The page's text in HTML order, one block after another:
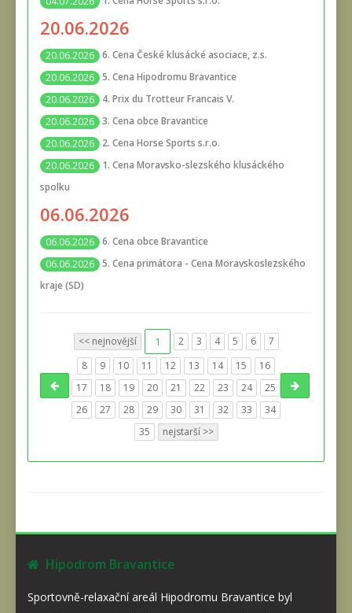
20.06.2026
20.06.2026 6. Cena České klusácké asociace, z.s.
20.06.2026 5. Cena Hipodromu Bravantice
20.06.2026
4. Prix du Trotteur Francais V.
20.06.2026 3. Cena obce Bravantice
20.06.2026
2. Cena Horse Sports s.r.o.
20.06.2026
1. Cena Moravsko-slezského klusáckého
spolku
06.06.2026
06.06.2026 6. Cena obce Bravantice
06.06.2026 5. Cena primátora - Cena Moravskoslezského
kraje (SD)
<< nejnovější 1 2 3 4 5 6
7
8
9 10 11 12 13 14 15
16
17
18 19 20 21 22 23 24
25
26
27 28 29 30 31 32 33
34
35
nejstarší >>
Hipodrom Bravantice
Sportovně-relaxační areál Hipodromu Bravantice byl